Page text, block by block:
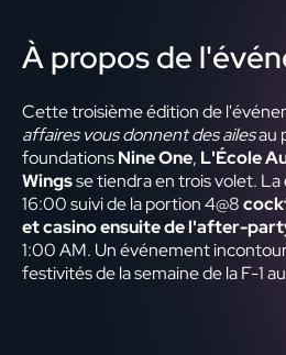
À propos de
Cette troisième édition de
affaires vous donnent des ailesau
foundationsNine One, L'École
Wingsse tiendra en trois volet. La
16:00 suivi de la portion 4@8
et casino ensuite de l'after-
1:00 AM. Un événement
festivités de la semaine de la F-1